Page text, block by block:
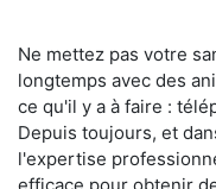
Ne mettez pas votre
longtemps avec des
ce qu'il y a à faire :
Depuis toujours, et
l'expertise